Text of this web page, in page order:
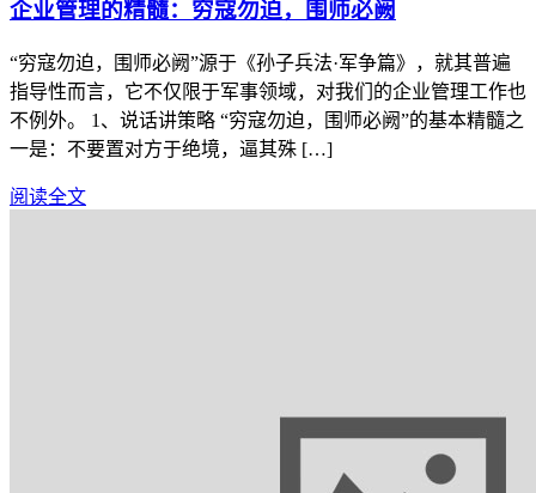
企业管理的精髓：穷寇勿迫，围师必阙
“穷寇勿迫，围师必阙”源于《孙子兵法·军争篇》，就其普遍
指导性而言，它不仅限于军事领域，对我们的企业管理工作也
不例外。 1、说话讲策略 “穷寇勿迫，围师必阙”的基本精髓之
一是：不要置对方于绝境，逼其殊 […]
阅读全文